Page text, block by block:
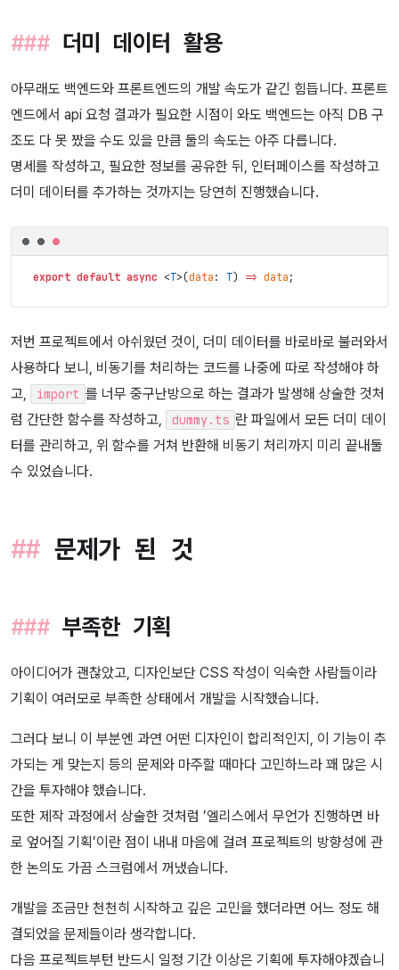
더미 데이터 활용
아무래도 백엔드와 프론트엔드의 개발 속도가 같긴 힘듭니다. 프론트
엔드에서 api 요청 결과가 필요한 시점이 와도 백엔드는 아직 DB 구
조도 다 못 짰을 수도 있을 만큼 둘의 속도는 아주 다릅니다.
명세를 작성하고, 필요한 정보를 공유한 뒤, 인터페이스를 작성하고
더미 데이터를 추가하는 것까지는 당연히 진행했습니다.
export default async <T>(data : T) => data ;
저번 프로젝트에서 아쉬웠던 것이, 더미 데이터를 바로바로 불러와서
사용하다 보니, 비동기를 처리하는 코드를 나중에 따로 작성해야 하
고,
import 를 너무 중구난방으로 하는 결과가 발생해 상술한 것처
럼 간단한 함수를 작성하고,
dummy.ts 란 파일에서 모든 더미 데이
터를 관리하고, 위 함수를 거쳐 반환해 비동기 처리까지 미리 끝내둘
수 있었습니다.
문제가 된 것
부족한 기획
아이디어가 괜찮았고, 디자인보단 CSS 작성이 익숙한 사람들이라
기획이 여러모로 부족한 상태에서 개발을 시작했습니다.
그러다 보니 이 부분엔 과연 어떤 디자인이 합리적인지, 이 기능이 추
가되는 게 맞는지 등의 문제와 마주할 때마다 고민하느라 꽤 많은 시
간을 투자해야 했습니다.
또한 제작 과정에서 상술한 것처럼 ’엘리스에서 무언가 진행하면 바
로 엎어질 기획’이란 점이 내내 마음에 걸려 프로젝트의 방향성에 관
한 논의도 가끔 스크럼에서 꺼냈습니다.
개발을 조금만 천천히 시작하고 깊은 고민을 했더라면 어느 정도 해
결되었을 문제들이라 생각합니다.
다음 프로젝트부턴 반드시 일정 기간 이상은 기획에 투자해야겠습니